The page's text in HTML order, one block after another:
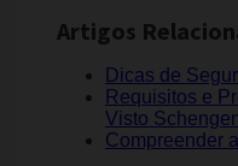
Artigos
Dicas de
Requisitos e
Visto
Compreender